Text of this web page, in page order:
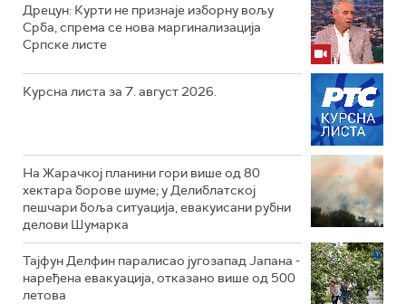
Дрецун: Курти не признаје изборну вољу
Срба, спрема се нова маргинализација
Српске листе
Курсна листа за 7. август 2026.
На Жарачкој планини гори више од 80
хектара борове шуме; у Делиблатској
пешчари боља ситуација, евакуисани рубни
делови Шумарка
Тајфун Делфин паралисао југозапад Јапана -
наређена евакуација, отказано више од 500
летова